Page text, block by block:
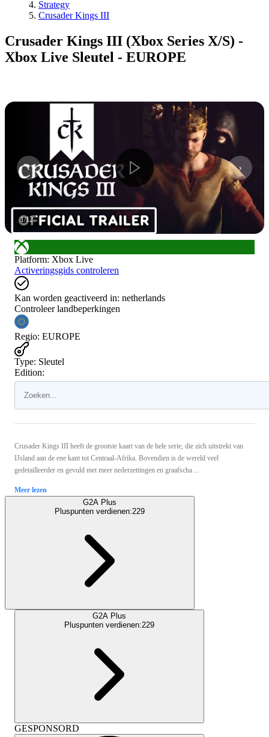
Strategy
Crusader Kings III
Crusader Kings III (Xbox Series X/S) -
Xbox Live Sleutel - EUROPE
1/12
Platform: Xbox Live
Activeringsgids controleren
Kan worden geactiveerd in: netherlands
Controleer landbeperkingen
Regio: EUROPE
Type: Sleutel
Edition:
Crusader Kings III heeft de grootste kaart van de hele serie, die zich uitstrekt van
IJsland aan de ene kant tot Centraal-Afrika. Bovendien is de wereld veel
gedetailleerder en gevuld met meer nederzettingen en graafscha ...
Meer lezen
G2A Plus
Pluspunten verdienen:229
G2A Plus
Pluspunten verdienen:229
GESPONSORD